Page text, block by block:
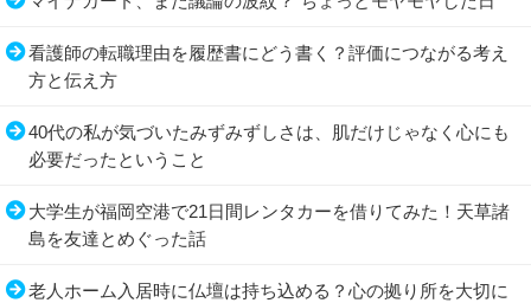
看護師の転職理由を履歴書にどう書く？評価につながる考え
方と伝え方
40代の私が気づいたみずみずしさは、肌だけじゃなく心にも
必要だったということ
大学生が福岡空港で21日間レンタカーを借りてみた！天草諸
島を友達とめぐった話
老人ホーム入居時に仏壇は持ち込める？心の拠り所を大切に